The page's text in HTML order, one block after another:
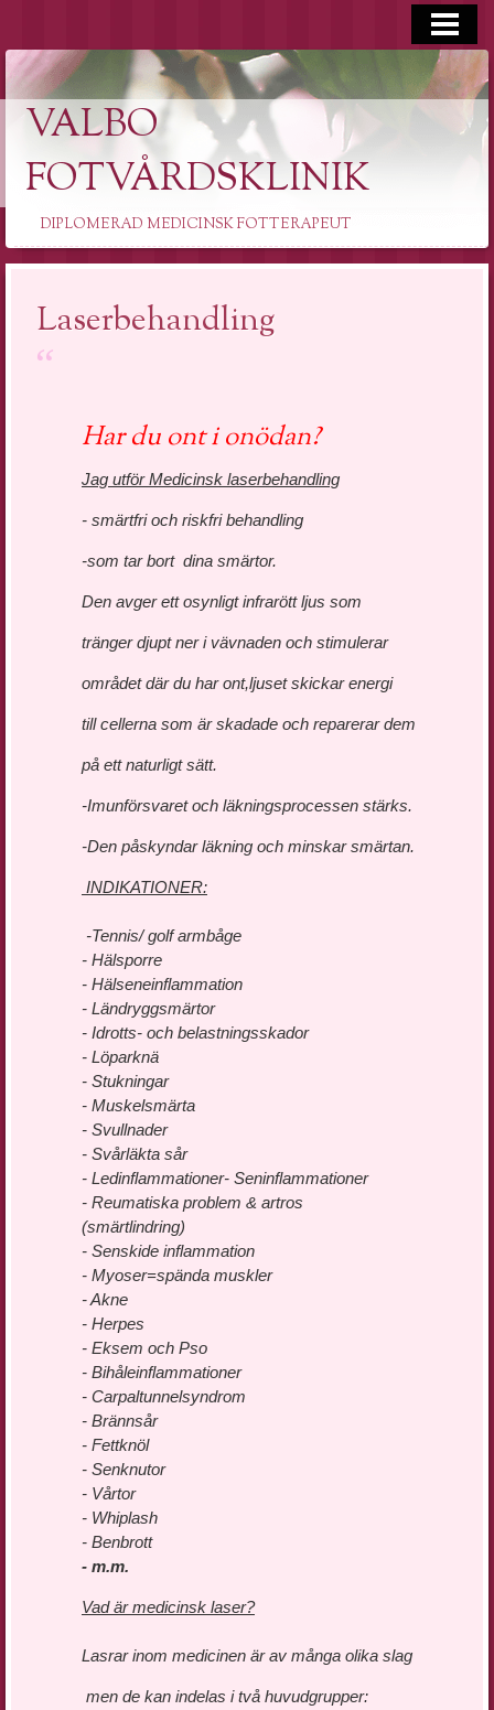
BEHANDLINGAR
BILDER
KONTAKTA/OM MIG
PRODUKTER & PRESENTKORT
VALBO
FOTVÅRDSKLINIK
DIPLOMERAD MEDICINSK FOTTERAPEUT
Laserbehandling
Har du ont i onödan?
Jag utför Medicinsk laserbehandling
- smärtfri och riskfri behandling
-som tar bort dina smärtor.
Den avger ett osynligt infrarött ljus som
tränger djupt ner i vävnaden och stimulerar
området där du har ont,ljuset skickar energi
till cellerna som är skadade och reparerar dem
på ett naturligt sätt.
-Imunförsvaret och läkningsprocessen stärks.
-Den påskyndar läkning och minskar smärtan.
INDIKATIONER:
-Tennis/ golf armbåge
- Hälsporre
- Hälseneinflammation
- Ländryggsmärtor
- Idrotts- och belastningsskador
- Löparknä
- Stukningar
- Muskelsmärta
- Svullnader
- Svårläkta sår
- Ledinflammationer- Seninflammationer
- Reumatiska problem & artros
(smärtlindring)
- Senskide inflammation
- Myoser=spända muskler
- Akne
- Herpes
- Eksem och Pso
- Bihåleinflammationer
- Carpaltunnelsyndrom
- Brännsår
- Fettknöl
- Senknutor
- Vårtor
- Whiplash
- Benbrott
- m.m.
Vad är medicinsk laser?
Lasrar inom medicinen är av många olika slag
men de kan indelas i två huvudgrupper: